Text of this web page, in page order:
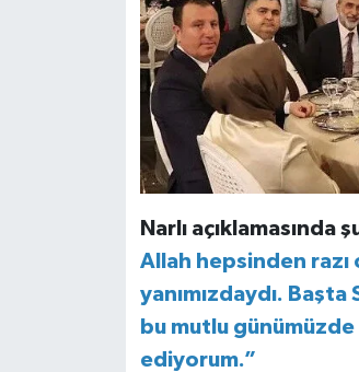
Narlı
Allah hepsinden razı
yanımızdaydı.
bu mutlu
ediyorum.”